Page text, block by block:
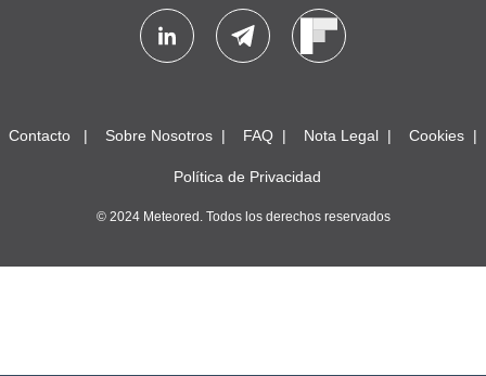
Contacto Sobre Nosotros FAQ Nota Legal Cookies
Política de Privacidad
© 2024 Meteored. Todos los derechos reservados